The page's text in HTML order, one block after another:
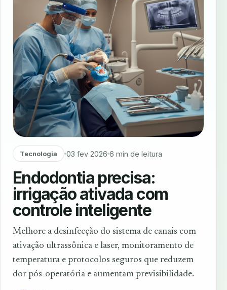
Tecnologia 03 fev 2026 6 min de leitura
Endodontia precisa:
irrigação ativada com
controle inteligente
Melhore a desinfecção do sistema de canais com
ativação ultrassônica e laser, monitoramento de
temperatura e protocolos seguros que reduzem
dor pós-operatória e aumentam previsibilidade.